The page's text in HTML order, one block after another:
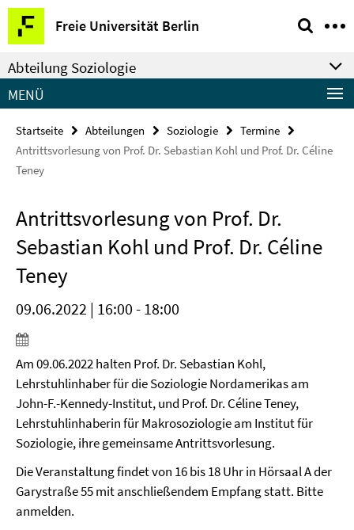
Springe
direkt
zu
Inhalt
Freie Universität Berlin
Service-
Navigation
Abteilung Soziologie
MENÜ
Startseite Abteilungen Soziologie
Termine
Antrittsvorlesung von Prof. Dr. Sebastian Kohl und Prof. Dr. Céline
Teney
Antrittsvorlesung von Prof. Dr.
Sebastian Kohl und Prof. Dr. Céline
Teney
09.06.2022 | 16:00 - 18:00
Am 09.06.2022 halten Prof. Dr. Sebastian Kohl,
Lehrstuhlinhaber für die Soziologie Nordamerikas am
John-F.-Kennedy-Institut, und Prof. Dr. Céline Teney,
Lehrstuhlinhaberin für Makrosoziologie am Institut für
Soziologie, ihre gemeinsame Antrittsvorlesung.
Die Veranstaltung findet von 16 bis 18 Uhr in Hörsaal A der
Garystraße 55 mit anschließendem Empfang statt. Bitte
anmelden.